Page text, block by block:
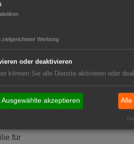
für
zielgerichteter Werbung
oder deaktivieren
können Sie alle Dienste aktivieren oder
Ausgewählte akzeptieren Alle